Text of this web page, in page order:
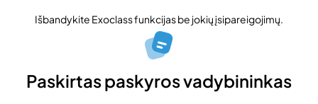
Išbandykite Exoclass funkcijas be jokių įsipareigojimų.
Paskirtas paskyros vadybininkas